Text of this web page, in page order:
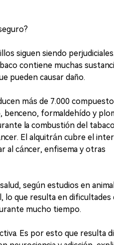
siguen siendo perjudiciales.
contiene muchas
pueden causar daño.
más de 7.000
benceno, formaldehído y
la combustión del
El alquitrán cubre el
al cáncer, enfisema y otras
según estudios en
lo que resulta en dificultades
mucho tiempo.
Es por esto que resulta